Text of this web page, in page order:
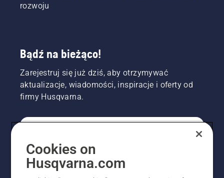
rozwoju
Bądź na bieżąco!
Zarejestruj się już dziś, aby otrzymywać
aktualizacje, wiadomości, inspiracje i oferty od
firmy Husqvarna.
PROFESJONALISTA
Cookies on
Husqvarna.com